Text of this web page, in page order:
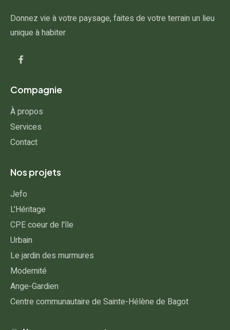
Donnez vie à votre paysage, faites de votre terrain un lieu
unique à habiter
Compagnie
À propos
Services
Contact
Nos projets
Jefo
L'Héritage
CPE coeur de l'île
Urbain
Le jardin des murmures
Modernité
Ange-Gardien
Centre communautaire de Sainte-Hélène de Bagot